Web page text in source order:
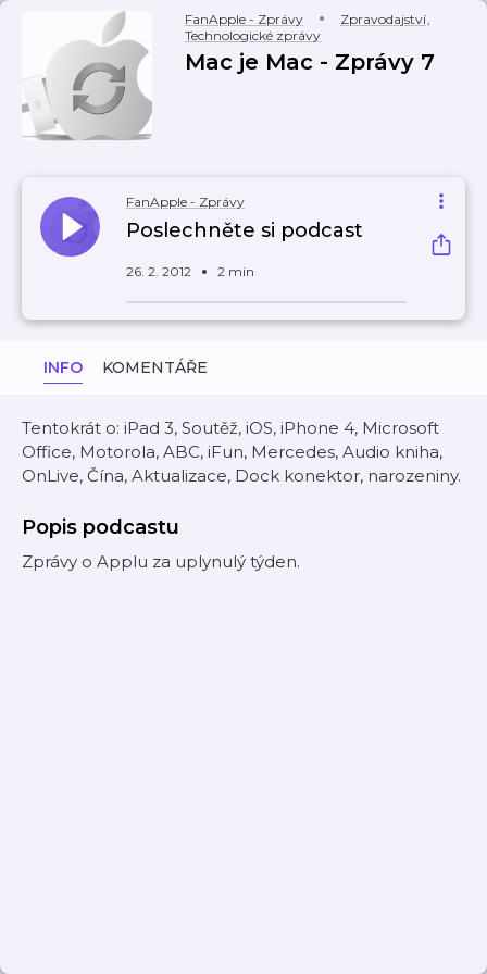
FanApple - Zprávy Zpravodajství,
Technologické zprávy
Mac je Mac - Zprávy 7
FanApple - Zprávy
Poslechněte si podcast
26. 2. 2012 2 min
INFO KOMENTÁŘE
Tentokrát o: iPad 3, Soutěž, iOS, iPhone 4, Microsoft
Office, Motorola, ABC, iFun, Mercedes, Audio kniha,
OnLive, Čína, Aktualizace, Dock konektor, narozeniny.
Popis podcastu
Zprávy o Applu za uplynulý týden.